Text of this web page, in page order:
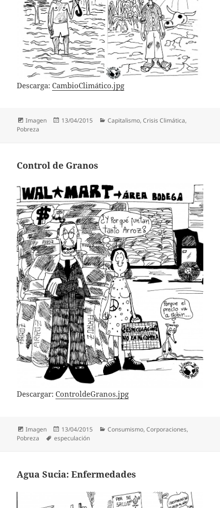
Descarga:CambioClimático.jpg
Formato
Imagen
Publicado
13/04/2015 Categorías
Capitalismo,Crisis Climática,
Pobreza
Control de Granos
Descargar:ControldeGranos.jpg
Formato
Imagen
Publicado
el
13/04/2015 Categorías
Consumismo,Corporaciones,
Pobreza
Etiquetas
especulación
Agua Sucia: Enfermedades